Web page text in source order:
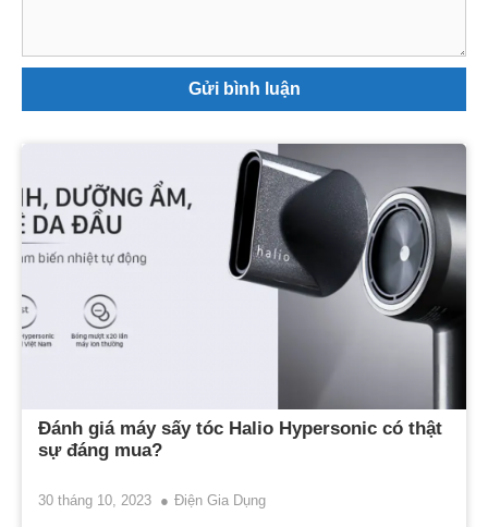
Đánh giá máy sấy tóc Halio Hypersonic có thật
sự đáng mua?
30 tháng 10, 2023 Điện Gia Dụng